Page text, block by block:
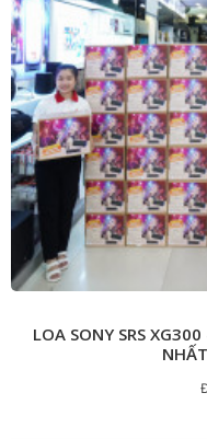
LOA SONY SRS